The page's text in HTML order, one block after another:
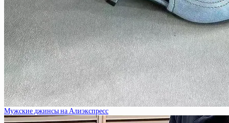
Мужские джинсы на Алиэкспресс